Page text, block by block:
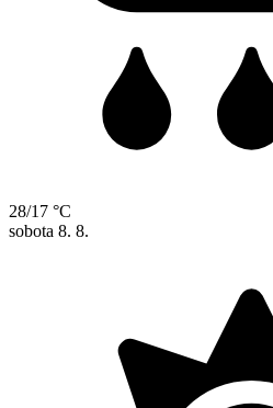
28/17 °C
sobota 8. 8.